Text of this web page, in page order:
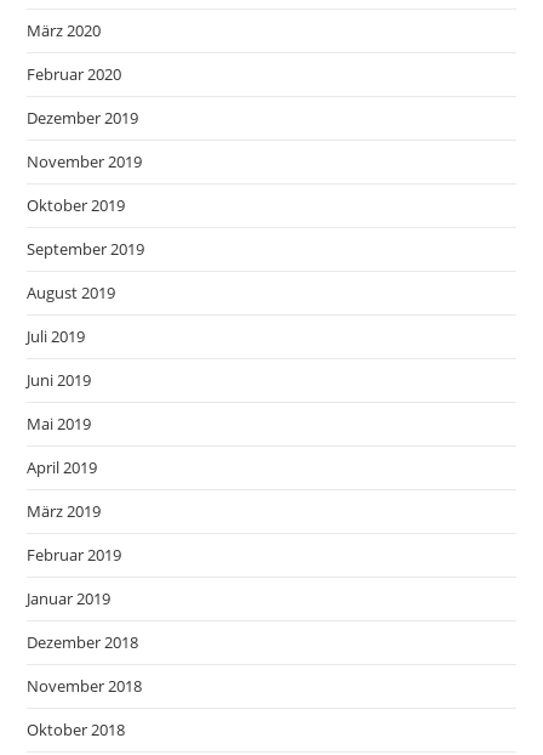
März 2020
Februar 2020
Dezember 2019
November 2019
Oktober 2019
September 2019
August 2019
Juli 2019
Juni 2019
Mai 2019
April 2019
März 2019
Februar 2019
Januar 2019
Dezember 2018
November 2018
Oktober 2018